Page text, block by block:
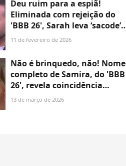
Deu ruim para a espiã!
Eliminada com rejeição do
'BBB 26', Sarah leva ‘sacode’
até do amigo Gil do Vigor:
11 de fevereiro de 2026
Não é brinquedo, não! Nome
completo de Samira, do 'BBB
26', revela coincidência
CHOCANTE com personagens
13 de março de 2026